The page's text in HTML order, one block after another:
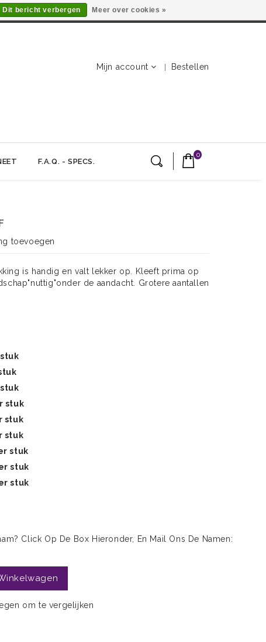
Mijn account Bestellen
F.A.Q. - SPECS.
0
toevoegen
is handig en valt lekker op. Kleeft prima op
de aandacht. Grotere aantallen
stuk
stuk
stuk
stuk
stuk
stuk
Click Op De Box Hieronder, En Mail Ons De Namen:
om te vergelijken
Dit bericht verbergen Meer over cookies »